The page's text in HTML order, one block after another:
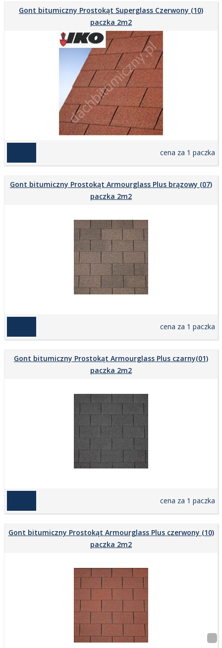
Gont bitumiczny Prostokąt Superglass Czerwony (10)
paczka 2m2
cena za 1 paczka
Gont bitumiczny Prostokąt Armourglass Plus brązowy (07)
paczka 2m2
cena za 1 paczka
Gont bitumiczny Prostokąt Armourglass Plus czarny(01)
paczka 2m2
cena za 1 paczka
Gont bitumiczny Prostokąt Armourglass Plus czerwony (10)
paczka 2m2